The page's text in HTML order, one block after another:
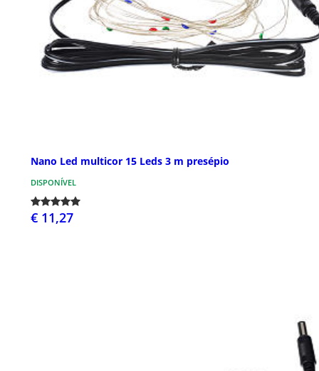
Nano Led multicor 15 Leds 3 m presépio
DISPONÍVEL
€ 11,27